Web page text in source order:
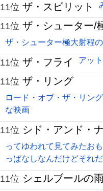
11位 ザ・スピリット
11位 ザ・シューター/
ザ・シューター極大射程
11位 ザ・フライ アッ
11位 ザ・リング
ロード・オブ・ザ・リン
な映画
11位 シド・アンド・
ってゆわれて見てみたお
っぱなしなんだけどそれ
11位 シェルブールの